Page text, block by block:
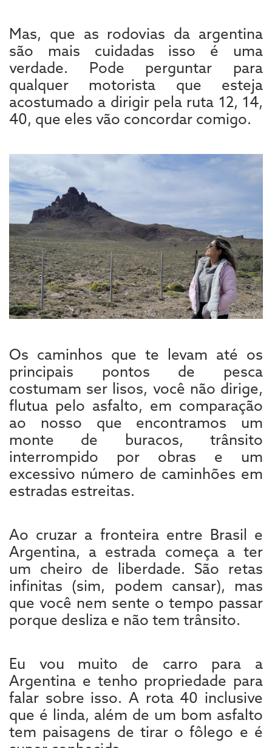
Mas, que as rodovias da argentina
são mais cuidadas isso é uma
verdade. Pode perguntar para
qualquer motorista que esteja
acostumado a dirigir pela ruta 12, 14,
40, que eles vão concordar comigo.
Os caminhos que te levam até os
principais pontos de pesca
costumam ser lisos, você não dirige,
flutua pelo asfalto, em comparação
ao nosso que encontramos um
monte de buracos, trânsito
interrompido por obras e um
excessivo número de caminhões em
estradas estreitas.
Ao cruzar a fronteira entre Brasil e
Argentina, a estrada começa a ter
um cheiro de liberdade. São retas
infinitas (sim, podem cansar), mas
que você nem sente o tempo passar
porque desliza e não tem trânsito.
Eu vou muito de carro para a
Argentina e tenho propriedade para
falar sobre isso. A rota 40 inclusive
que é linda, além de um bom asfalto
tem paisagens de tirar o fôlego e é